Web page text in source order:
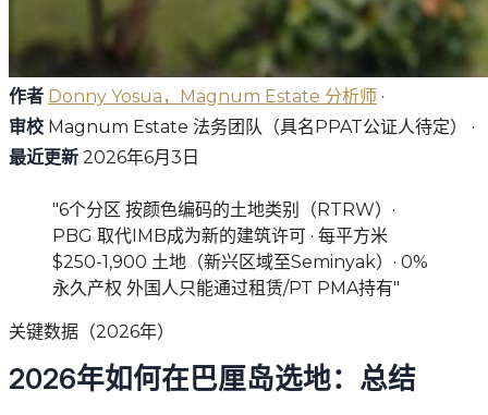
作者 Donny Yosua，Magnum Estate 分析师 ·
审校 Magnum Estate 法务团队（具名PPAT公证人待定） ·
最近更新 2026年6月3日
"6个分区 按颜色编码的土地类别（RTRW）·
PBG 取代IMB成为新的建筑许可 · 每平方米
$250-1,900 土地（新兴区域至Seminyak）· 0%
永久产权 外国人只能通过租赁/PT PMA持有"
关键数据（2026年）
2026年如何在巴厘岛选地：总结